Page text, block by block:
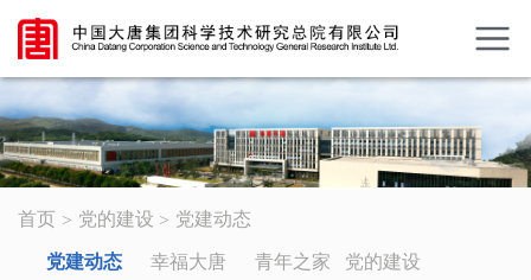
首页 党的建设 党建动态
党建动态 幸福大唐 青年之家 党的建设